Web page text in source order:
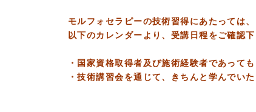
モルフォセラピーの技術習得にあたっては
以下のカレンダーより、受講日程をご確認
・国家資格取得者及び施術経験者であって
・技術講習会を通じて、きちんと学んでい